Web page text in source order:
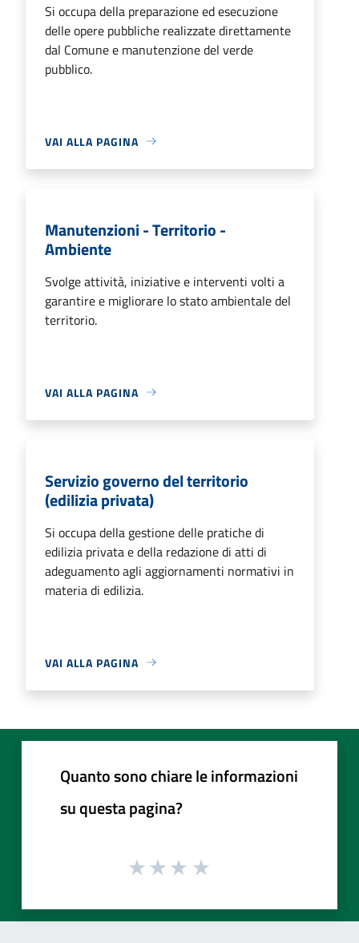
Si occupa della preparazione ed esecuzione
delle opere pubbliche realizzate direttamente
dal Comune e manutenzione del verde
pubblico.
VAI ALLA PAGINA
Manutenzioni - Territorio -
Ambiente
Svolge attività, iniziative e interventi volti a
garantire e migliorare lo stato ambientale del
territorio.
VAI ALLA PAGINA
Servizio governo del territorio
(edilizia privata)
Si occupa della gestione delle pratiche di
edilizia privata e della redazione di atti di
adeguamento agli aggiornamenti normativi in
materia di edilizia.
VAI ALLA PAGINA
Quanto sono chiare le informazioni
su questa pagina?